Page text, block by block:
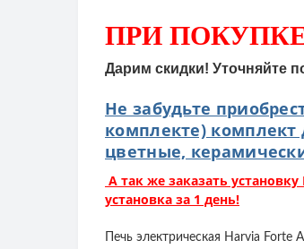
ПРИ
Дарим скидки! Уточняйте
Не забудьте
комплекте)
цветные,
А так же заказать
установка за 1 день!
Печь электрическая Harvia